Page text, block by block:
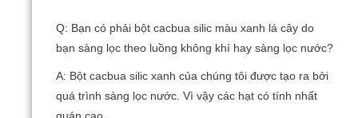
Q: Bạn có phải bột cacbua silic màu xanh lá cây do
bạn sàng lọc theo luồng không khí hay sàng lọc nước?
A: Bột cacbua silic xanh của chúng tôi được tạo ra bởi
quá trình sàng lọc nước. Vì vậy các hạt có tính nhất